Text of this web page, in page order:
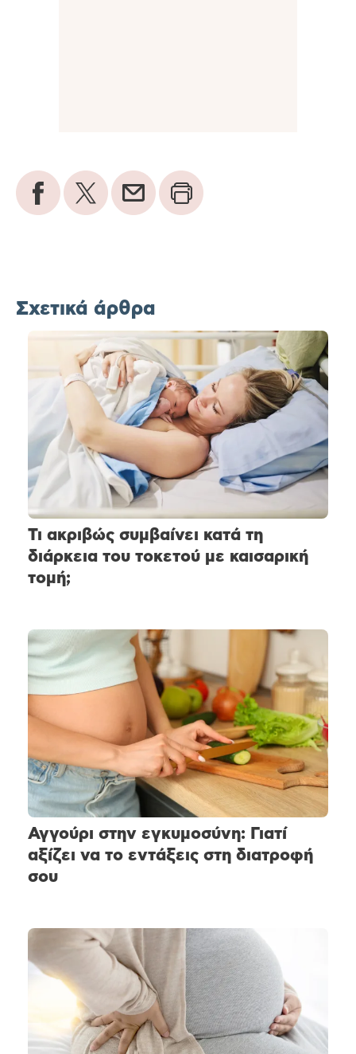
Σχετικά άρθρα
Τι ακριβώς συμβαίνει κατά τη
διάρκεια του τοκετού με καισαρική
τομή;
Αγγούρι στην εγκυμοσύνη: Γιατί
αξίζει να το εντάξεις στη διατροφή
σου